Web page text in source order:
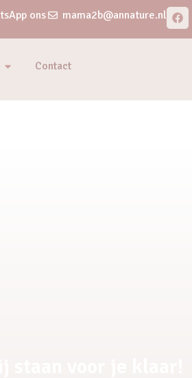
ons mama2b@annature.nl
Contact